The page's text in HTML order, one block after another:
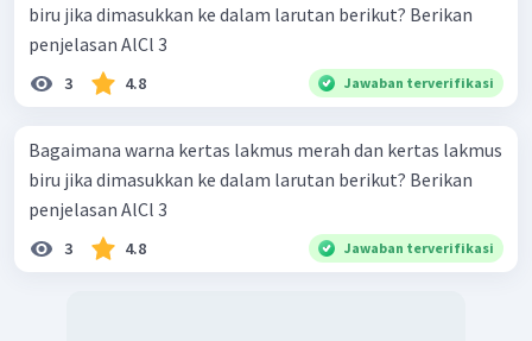
biru jika dimasukkan ke dalam larutan berikut? Berikan
penjelasan AlCl 3 ​
3 4.8 Jawaban terverifikasi
Bagaimana warna kertas lakmus merah dan kertas lakmus
biru jika dimasukkan ke dalam larutan berikut? Berikan
penjelasan AlCl 3 ​
3 4.8 Jawaban terverifikasi